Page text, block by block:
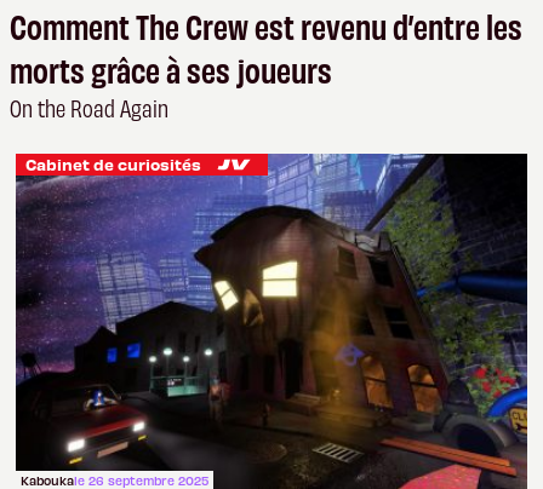
Comment The Crew est revenu d’entre les
morts grâce à ses joueurs
On the Road Again
Cabinet de curiosités
Kaboukale 26 septembre 2025